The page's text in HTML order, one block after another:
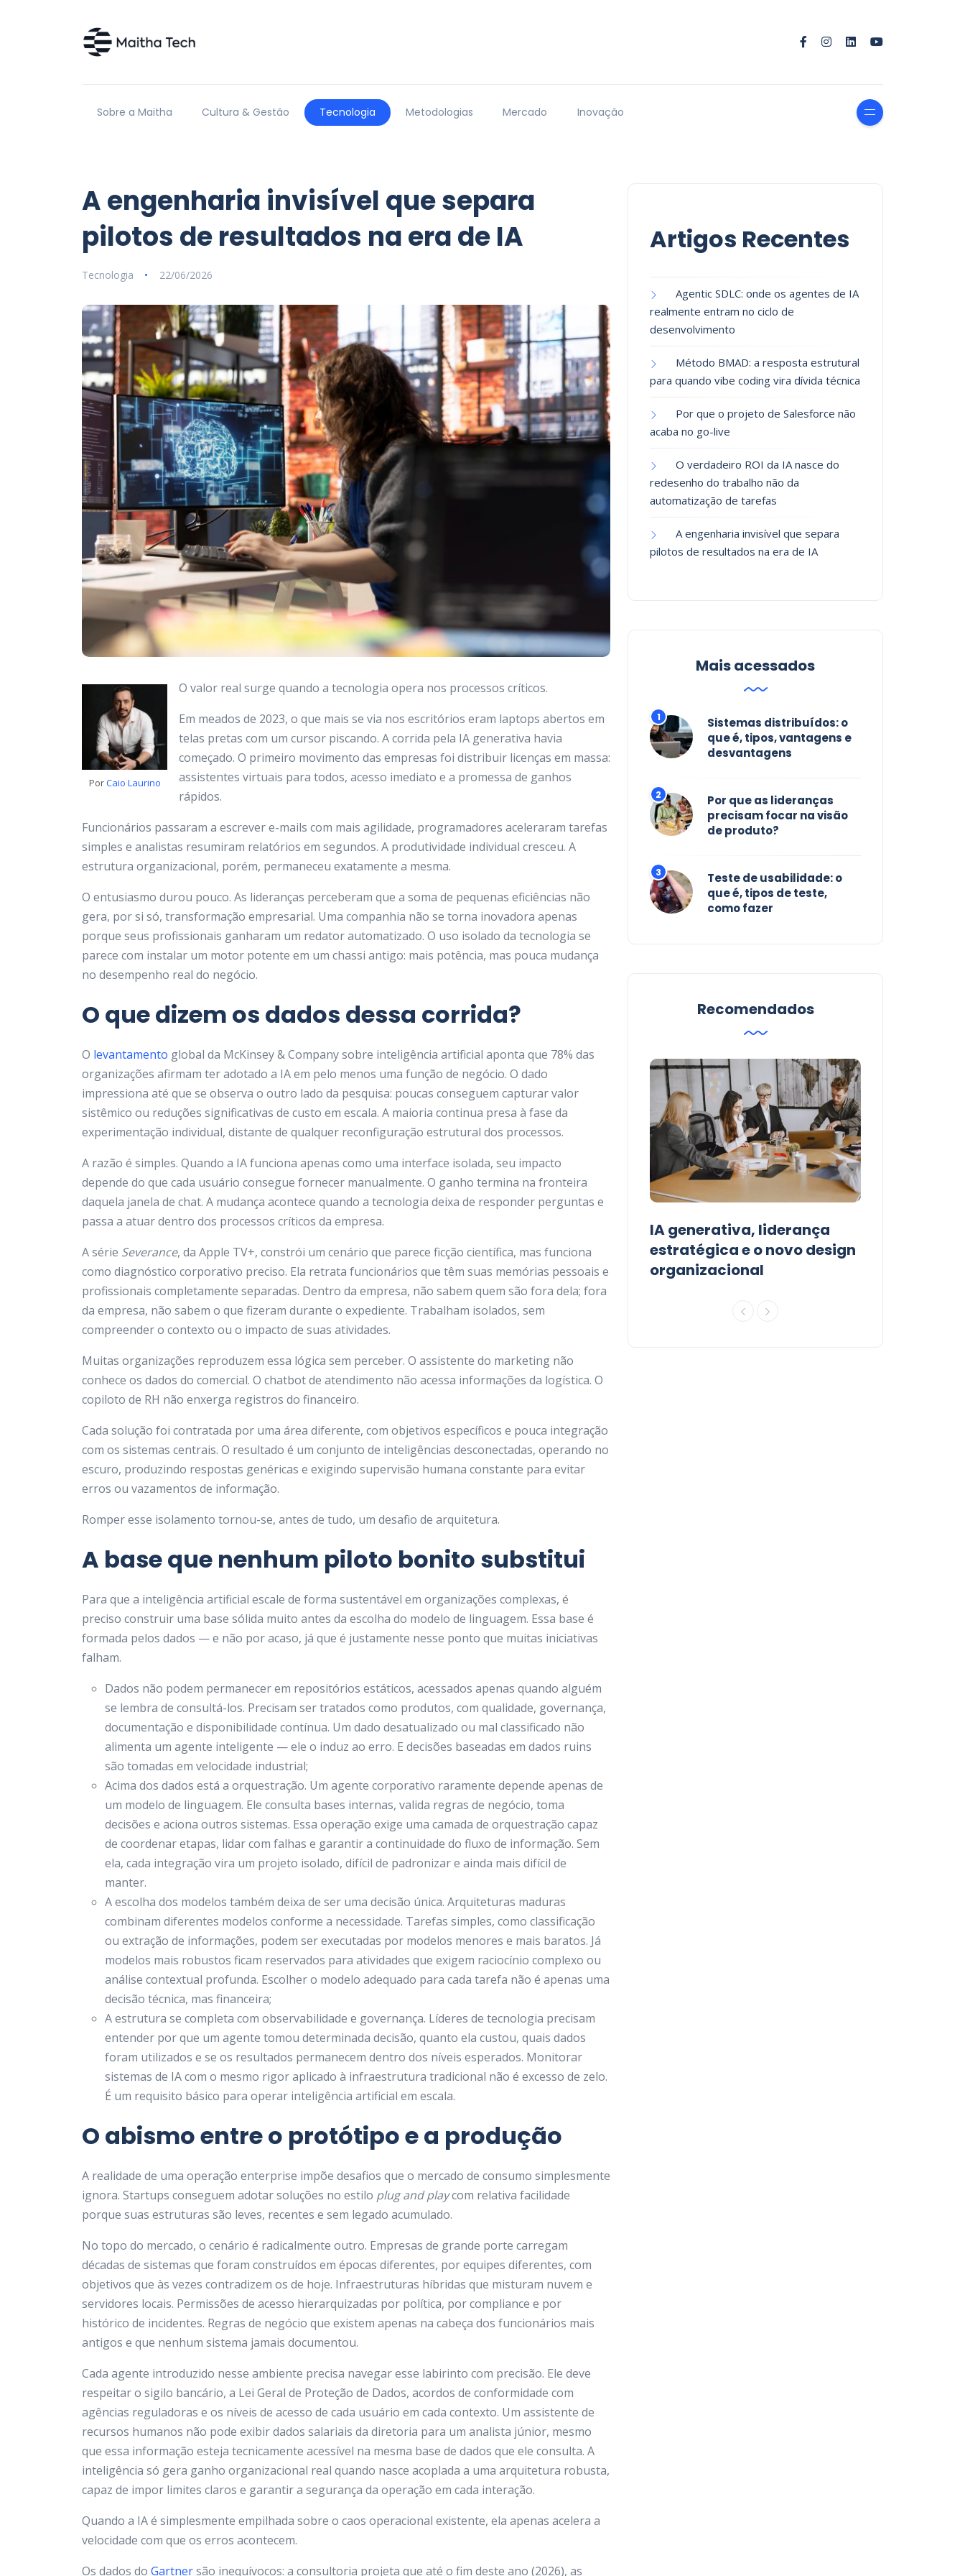
Sobre a Maitha Cultura & Gestão Tecnologia Metodologias Mercado Inovação
A engenharia invisível que separa
pilotos de resultados na era de IA
Tecnologia 22/06/2026
PorCaio Laurino
O valor real surge quando a tecnologia opera nos processos críticos.
Em meados de 2023, o que mais se via nos escritórios eram laptops abertos em
telas pretas com um cursor piscando. A corrida pela IA generativa havia
começado. O primeiro movimento das empresas foi distribuir licenças em massa:
assistentes virtuais para todos, acesso imediato e a promessa de ganhos
rápidos.
Funcionários passaram a escrever e-mails com mais agilidade, programadores aceleraram tarefas
simples e analistas resumiram relatórios em segundos. A produtividade individual cresceu. A
estrutura organizacional, porém, permaneceu exatamente a mesma.
O entusiasmo durou pouco. As lideranças perceberam que a soma de pequenas eficiências não
gera, por si só, transformação empresarial. Uma companhia não se torna inovadora apenas
porque seus profissionais ganharam um redator automatizado. O uso isolado da tecnologia se
parece com instalar um motor potente em um chassi antigo: mais potência, mas pouca mudança
no desempenho real do negócio.
O que dizem os dados dessa corrida?
O levantamento global da McKinsey & Company sobre inteligência artificial aponta que 78% das
organizações afirmam ter adotado a IA em pelo menos uma função de negócio. O dado
impressiona até que se observa o outro lado da pesquisa: poucas conseguem capturar valor
sistêmico ou reduções significativas de custo em escala. A maioria continua presa à fase da
experimentação individual, distante de qualquer reconfiguração estrutural dos processos.
A razão é simples. Quando a IA funciona apenas como uma interface isolada, seu impacto
depende do que cada usuário consegue fornecer manualmente. O ganho termina na fronteira
daquela janela de chat. A mudança acontece quando a tecnologia deixa de responder perguntas e
passa a atuar dentro dos processos críticos da empresa.
A série Severance, da Apple TV+, constrói um cenário que parece ficção científica, mas funciona
como diagnóstico corporativo preciso. Ela retrata funcionários que têm suas memórias pessoais e
profissionais completamente separadas. Dentro da empresa, não sabem quem são fora dela; fora
da empresa, não sabem o que fizeram durante o expediente. Trabalham isolados, sem
compreender o contexto ou o impacto de suas atividades.
Muitas organizações reproduzem essa lógica sem perceber. O assistente do marketing não
conhece os dados do comercial. O chatbot de atendimento não acessa informações da logística. O
copiloto de RH não enxerga registros do financeiro.
Cada solução foi contratada por uma área diferente, com objetivos específicos e pouca integração
com os sistemas centrais. O resultado é um conjunto de inteligências desconectadas, operando no
escuro, produzindo respostas genéricas e exigindo supervisão humana constante para evitar
erros ou vazamentos de informação.
Romper esse isolamento tornou-se, antes de tudo, um desafio de arquitetura.
A base que nenhum piloto bonito substitui
Para que a inteligência artificial escale de forma sustentável em organizações complexas, é
preciso construir uma base sólida muito antes da escolha do modelo de linguagem. Essa base é
formada pelos dados — e não por acaso, já que é justamente nesse ponto que muitas iniciativas
falham.
Dados não podem permanecer em repositórios estáticos, acessados apenas quando alguém
se lembra de consultá-los. Precisam ser tratados como produtos, com qualidade, governança,
documentação e disponibilidade contínua. Um dado desatualizado ou mal classificado não
alimenta um agente inteligente — ele o induz ao erro. E decisões baseadas em dados ruins
são tomadas em velocidade industrial;
Acima dos dados está a orquestração. Um agente corporativo raramente depende apenas de
um modelo de linguagem. Ele consulta bases internas, valida regras de negócio, toma
decisões e aciona outros sistemas. Essa operação exige uma camada de orquestração capaz
de coordenar etapas, lidar com falhas e garantir a continuidade do fluxo de informação. Sem
ela, cada integração vira um projeto isolado, difícil de padronizar e ainda mais difícil de
manter.
A escolha dos modelos também deixa de ser uma decisão única. Arquiteturas maduras
combinam diferentes modelos conforme a necessidade. Tarefas simples, como classificação
ou extração de informações, podem ser executadas por modelos menores e mais baratos. Já
modelos mais robustos ficam reservados para atividades que exigem raciocínio complexo ou
análise contextual profunda. Escolher o modelo adequado para cada tarefa não é apenas uma
decisão técnica, mas financeira;
A estrutura se completa com observabilidade e governança. Líderes de tecnologia precisam
entender por que um agente tomou determinada decisão, quanto ela custou, quais dados
foram utilizados e se os resultados permanecem dentro dos níveis esperados. Monitorar
sistemas de IA com o mesmo rigor aplicado à infraestrutura tradicional não é excesso de zelo.
É um requisito básico para operar inteligência artificial em escala.
O abismo entre o protótipo e a produção
A realidade de uma operação enterprise impõe desafios que o mercado de consumo simplesmente
ignora. Startups conseguem adotar soluções no estilo plug and playcom relativa facilidade
porque suas estruturas são leves, recentes e sem legado acumulado.
No topo do mercado, o cenário é radicalmente outro. Empresas de grande porte carregam
décadas de sistemas que foram construídos em épocas diferentes, por equipes diferentes, com
objetivos que às vezes contradizem os de hoje. Infraestruturas híbridas que misturam nuvem e
servidores locais. Permissões de acesso hierarquizadas por política, por compliance e por
histórico de incidentes. Regras de negócio que existem apenas na cabeça dos funcionários mais
antigos e que nenhum sistema jamais documentou.
Cada agente introduzido nesse ambiente precisa navegar esse labirinto com precisão. Ele deve
respeitar o sigilo bancário, a Lei Geral de Proteção de Dados, acordos de conformidade com
agências reguladoras e os níveis de acesso de cada usuário em cada contexto. Um assistente de
recursos humanos não pode exibir dados salariais da diretoria para um analista júnior, mesmo
que essa informação esteja tecnicamente acessível na mesma base de dados que ele consulta. A
inteligência só gera ganho organizacional real quando nasce acoplada a uma arquitetura robusta,
capaz de impor limites claros e garantir a segurança da operação em cada interação.
Quando a IA é simplesmente empilhada sobre o caos operacional existente, ela apenas acelera a
velocidade com que os erros acontecem.
Os dados do Gartnersão inequívocos: a consultoria projeta que até o fim deste ano (2026), as
Artigos Recentes
Agentic SDLC: onde os agentes de IA
realmente entram no ciclo de
desenvolvimento
Método BMAD: a resposta estrutural
para quando vibe coding vira dívida técnica
Por que o projeto de Salesforce não
acaba no go-live
O verdadeiro ROI da IA nasce do
redesenho do trabalho não da
automatização de tarefas
A engenharia invisível que separa
pilotos de resultados na era de IA
Mais acessados
Sistemas distribuídos: o
que é, tipos, vantagens e
desvantagens
Por que as lideranças
precisam focar na visão
de produto?
Teste de usabilidade: o
que é, tipos de teste,
como fazer
Recomendados
lideranças de TI a frente da
satisfação do consumidor
IA generativa, liderança
estratégica e o novo design
organizacional